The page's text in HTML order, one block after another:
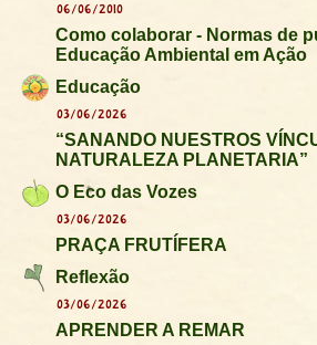
06/06/2010
Como colaborar - Normas de
Educação Ambiental em Ação
Educação
03/06/2026
“SANANDO NUESTROS
NATURALEZA PLANETARIA”
O Eco das Vozes
03/06/2026
PRAÇA FRUTÍFERA
Reflexão
03/06/2026
APRENDER A REMAR